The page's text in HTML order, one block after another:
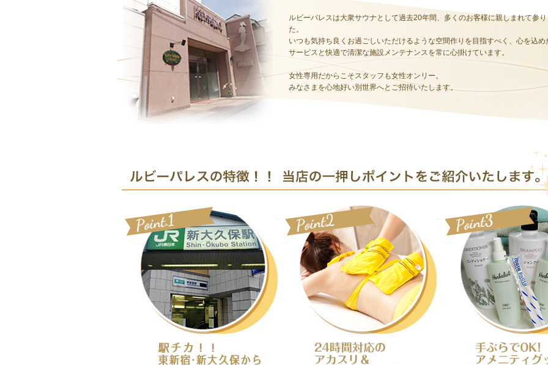
ルビーパレスは大衆サウナとして過去20年間、多くのお客様に親しまれて参
た。
いつも気持ち良くお過ごしいただけるような空間作りを目指すべく、心を込め
サービスと快適で清潔な施設メンテナンスを常に心掛けています。
女性専用だからこそスタッフも女性オンリー。
みなさまを心地好い別世界へとご招待いたします。